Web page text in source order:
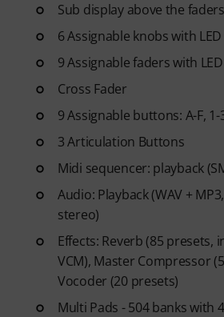
Sub display above the
6 Assignable knobs with
9 Assignable faders with
Cross Fader
9 Assignable buttons: A-F, 1-
3 Articulation Buttons
Midi sequencer: playback
Audio: Playback (WAV +
stereo)
Effects: Reverb (85 presets,
VCM), Master Compressor
Vocoder (20 presets)
Multi Pads - 504 banks with